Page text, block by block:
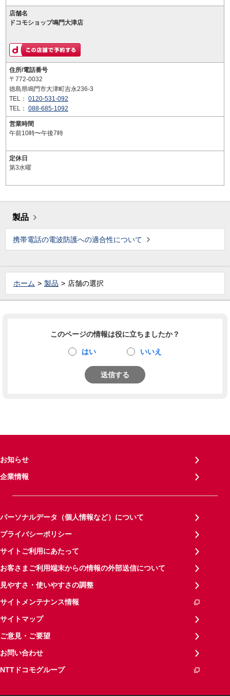
店舗名
ドコモショップ鳴門大津店
住所/電話番号
〒772-0032
徳島県鳴門市大津町吉永236-3
TEL： 0120-531-092
TEL： 088-685-1092
営業時間
午前10時〜午後7時
定休日
第3水曜
製品
携帯電話の電波防護への適合性について
ホーム 製品 店舗の選択
このページの情報は役に立ちましたか？
はい いいえ
送信する
お知らせ
企業情報
パーソナルデータ（個人情報など）について
プライバシーポリシー
サイトご利用にあたって
お客さまご利用端末からの情報の外部送信について
見やすさ・使いやすさの調整
サイトメンテナンス情報
サイトマップ
ご意見・ご要望
お問い合わせ
NTTドコモグループ